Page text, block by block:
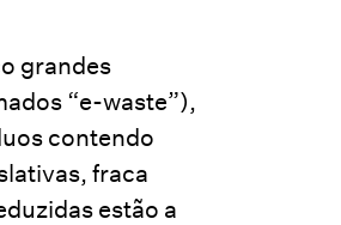
grandes
“e-waste”),
contendo
fraca
estão a